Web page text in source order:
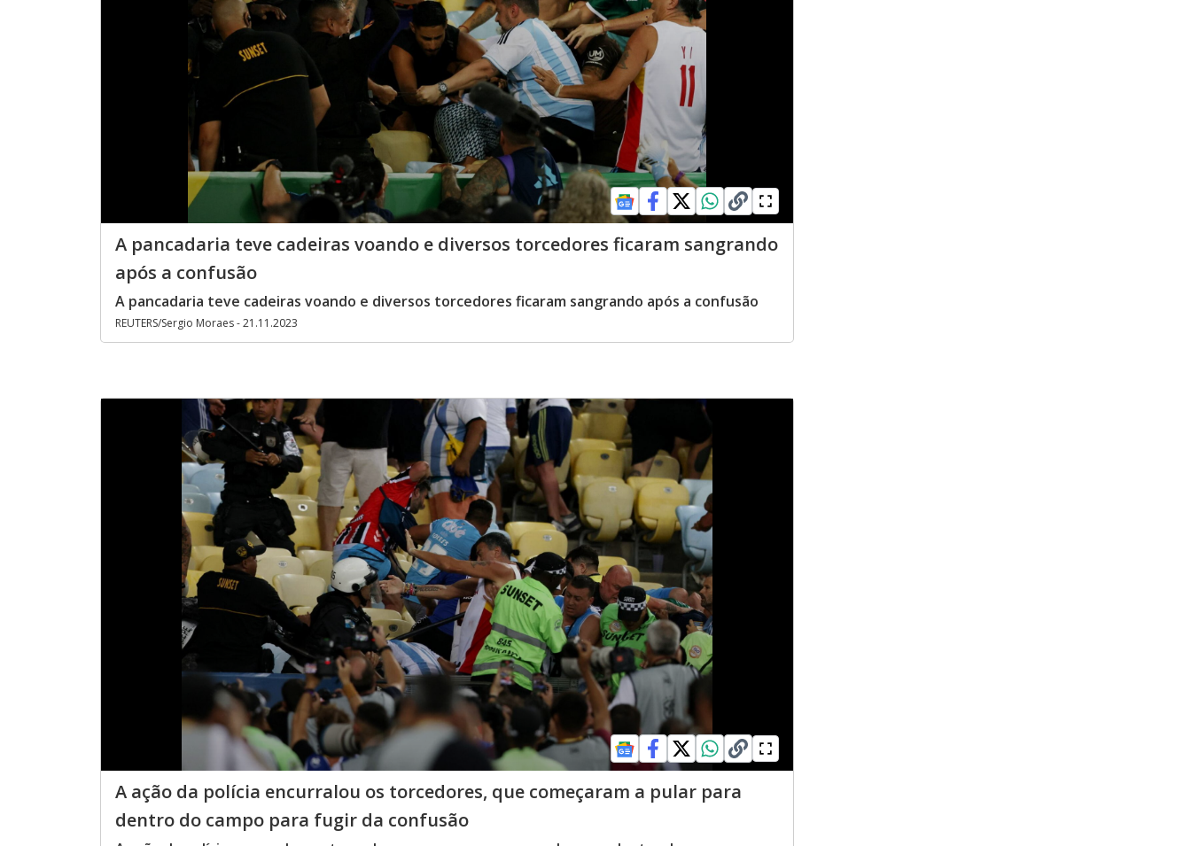
A pancadaria teve cadeiras voando e diversos torcedores ficaram sangrando
após a confusão
A pancadaria teve cadeiras voando e diversos torcedores ficaram sangrando após a confusão
REUTERS/Sergio Moraes - 21.11.2023
A ação da polícia encurralou os torcedores, que começaram a pular para
dentro do campo para fugir da confusão